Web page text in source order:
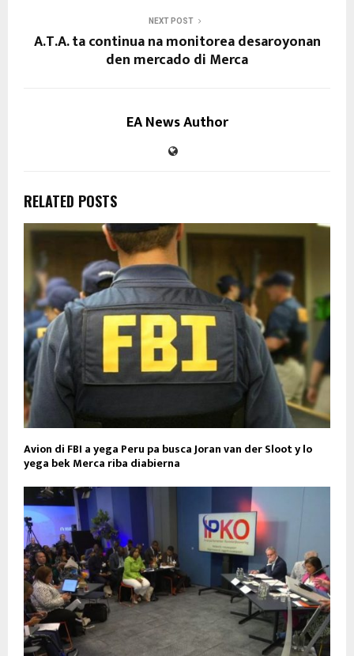
NEXT POST
A.T.A. ta continua na monitorea desaroyonan
den mercado di Merca
EA News Author
RELATED POSTS
Avion di FBI a yega Peru pa busca Joran van der Sloot y lo
yega bek Merca riba diabierna